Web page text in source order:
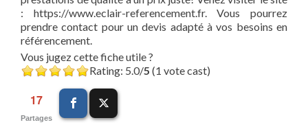
: https://www.eclair-referencement.fr. Vous pourrez
prendre contact pour un devis adapté à vos besoins en
référencement.
Vous jugez cette fiche utile ?
Rating: 5.0/5 (1 vote cast)
17
Partages